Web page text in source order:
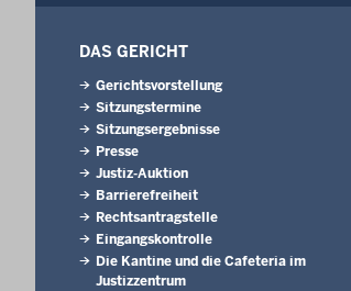
DAS GERICHT
Gerichtsvorstellung
Sitzungstermine
Sitzungsergebnisse
Presse
Justiz-Auktion
Barrierefreiheit
Rechtsantragstelle
Eingangskontrolle
Die Kantine und die Cafeteria im
Justizzentrum